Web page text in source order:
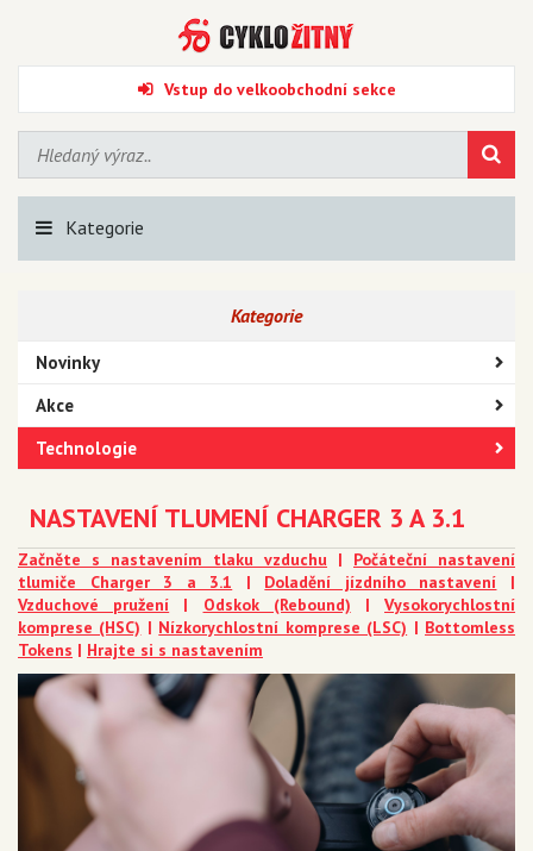
Vstup do velkoobchodní sekce
Kategorie
Kategorie
Novinky
Akce
Technologie
NASTAVENÍ TLUMENÍ CHARGER 3 A 3.1
Začněte s nastavením tlaku vzduchu | Počáteční nastavení
tlumiče Charger 3 a 3.1 | Doladění jízdního nastavení |
Vzduchové pružení | Odskok (Rebound) |Vysokorychlostní
komprese (HSC) | Nízkorychlostní komprese (LSC) | Bottomless
Tokens | Hrajte si s nastavením